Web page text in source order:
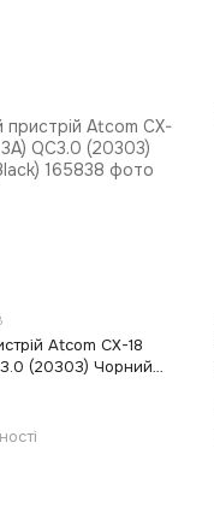
Atcom CX-18
(20303) Чорний